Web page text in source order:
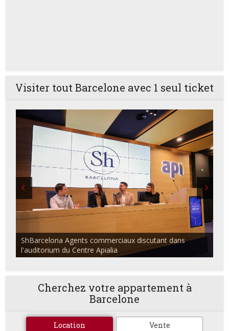
Visiter tout Barcelone avec 1 seul ticket
ShBarcelona Agents commerciaux discutant dans
l'auditorium du Centre Apialia
Cherchez votre appartement à
Barcelone
Location Vente